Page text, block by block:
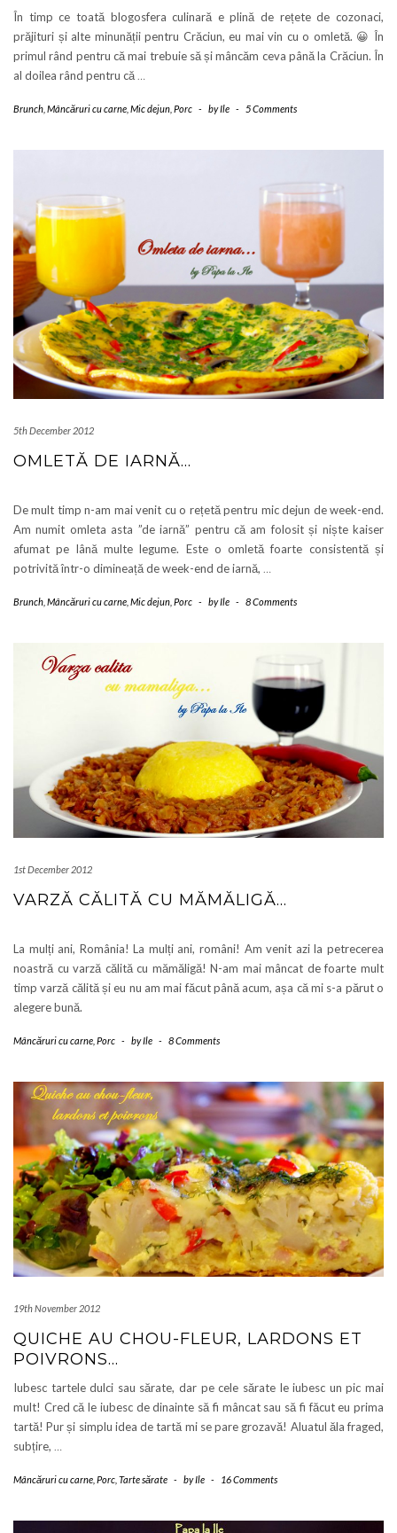
În timp ce toată blogosfera culinară e plină de rețete de cozonaci,
prăjituri și alte minunății pentru Crăciun, eu mai vin cu o omletă. 😀 În
primul rând pentru că mai trebuie să și mâncăm ceva până la Crăciun. În
al doilea rând pentru că…
Brunch Mâncăruri cu carne Mic dejun Porc - byIle - 5 Comments
5th December 2012
OMLETĂ DE IARNĂ…
De mult timp n-am mai venit cu o rețetă pentru mic dejun de week-end.
Am numit omleta asta ”de iarnă” pentru că am folosit și niște kaiser
afumat pe lână multe legume. Este o omletă foarte consistentă și
potrivită într-o dimineață de week-end de iarnă, …
Brunch Mâncăruri cu carne Mic dejun Porc - byIle - 8 Comments
1st December 2012
VARZĂ CĂLITĂ CU MĂMĂLIGĂ…
La mulți ani, România! La mulți ani, români! Am venit azi la petrecerea
noastră cu varză călită cu mămăligă! N-am mai mâncat de foarte mult
timp varză călită și eu nu am mai făcut până acum, așa că mi s-a părut o
alegere bună.
Mâncăruri cu carne Porc - byIle - 8 Comments
19th November 2012
QUICHE AU CHOU-FLEUR, LARDONS ET
POIVRONS…
Iubesc tartele dulci sau sărate, dar pe cele sărate le iubesc un pic mai
mult! Cred că le iubesc de dinainte să fi mâncat sau să fi făcut eu prima
tartă! Pur și simplu idea de tartă mi se pare grozavă! Aluatul ăla fraged,
subțire, …
Mâncăruri cu carne Porc Tarte sărate - byIle - 16 Comments